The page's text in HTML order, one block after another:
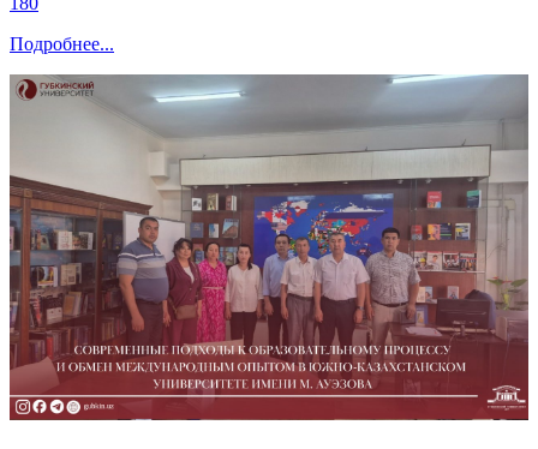
В ФИЛИАЛЕ СТАРТОВАЛ ДЕНЬ
ОТКРЫТЫХ ДВЕРЕЙ
180
Подробнее...